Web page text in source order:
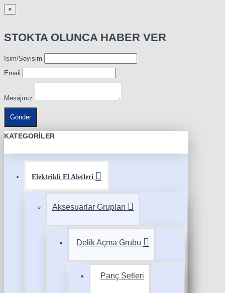
×
STOKTA OLUNCA HABER VER
İsim/Soyisim
Email
Mesajınız
Gönder
KATEGORILER
Elektrikli El Aletleri
Aksesuarlar Grupları
Delik Açma Grubu
Panç Setleri